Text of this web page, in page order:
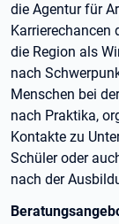
die Agentur für
Karrierechancen
die Region als
nach
Menschen bei
nach Praktika,
Kontakte zu
Schüler oder
nach der